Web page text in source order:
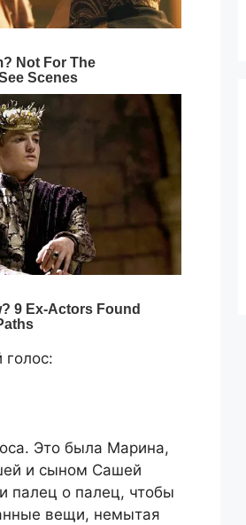
голос:
Это была Марина,
и сыном Сашей
палец о палец, чтобы
вещи, немытая